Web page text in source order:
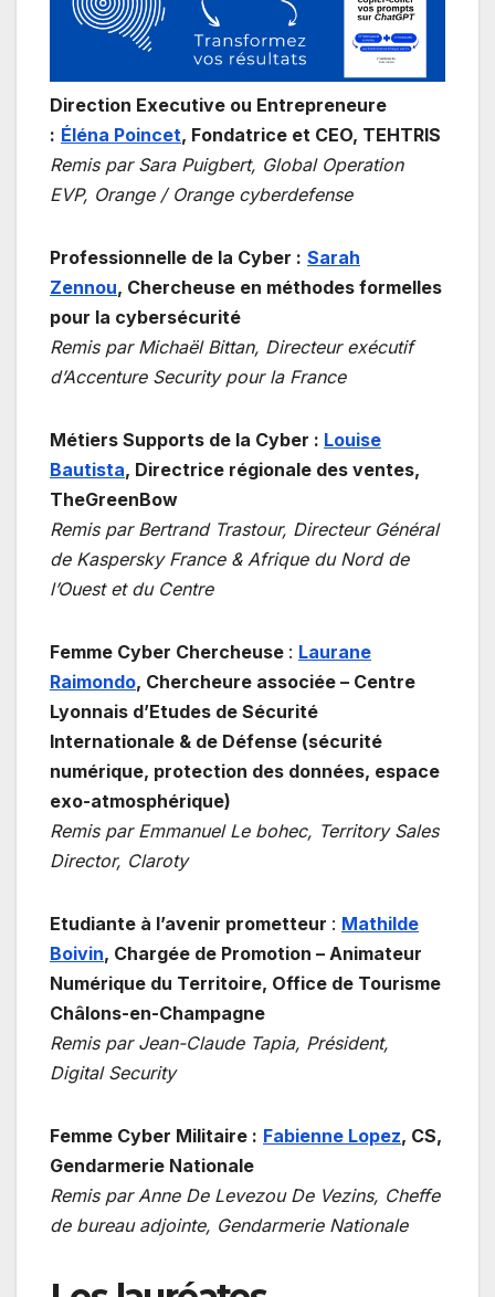
Direction Executive ou Entrepreneure
: Éléna Poincet, Fondatrice et CEO, TEHTRIS
Remis par Sara Puigbert, Global Operation
EVP, Orange / Orange cyberdefense
Professionnelle de la Cyber : Sarah
Zennou, Chercheuse en méthodes formelles
pour la cybersécurité
Remis par Michaël Bittan, Directeur exécutif
d’Accenture Security pour la France
Métiers Supports de la Cyber : Louise
Bautista, Directrice régionale des ventes,
TheGreenBow
Remis par Bertrand Trastour, Directeur Général
de Kaspersky France & Afrique du Nord de
l’Ouest et du Centre
Femme Cyber Chercheuse : Laurane
Raimondo, Chercheure associée – Centre
Lyonnais d’Etudes de Sécurité
Internationale & de Défense (sécurité
numérique, protection des données, espace
exo-atmosphérique)
Remis par Emmanuel Le bohec, Territory Sales
Director, Claroty
Etudiante à l’avenir prometteur : Mathilde
Boivin, Chargée de Promotion – Animateur
Numérique du Territoire, Office de Tourisme
Châlons-en-Champagne
Remis par Jean-Claude Tapia, Président,
Digital Security
Femme Cyber Militaire : Fabienne Lopez, CS,
Gendarmerie Nationale
Remis par Anne De Levezou De Vezins, Cheffe
de bureau adjointe, Gendarmerie Nationale